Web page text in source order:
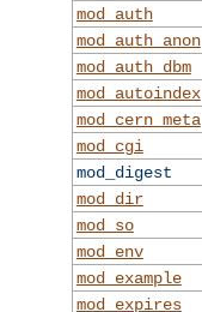
mod_auth
mod_auth_anon
mod_auth_dbm
mod_autoindex
mod_cern_meta
mod_cgi
mod_digest
mod_dir
mod_so
mod_env
mod_example
mod_expires